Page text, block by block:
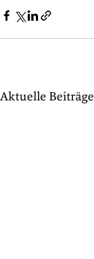
Aktuelle Beiträge